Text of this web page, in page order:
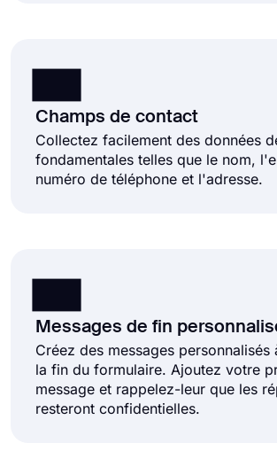
Champs de contact
Collectez facilement des données
fondamentales telles que le nom,
numéro de téléphone et l'adresse.
Messages de fin
Créez des messages personnalisés
la fin du formulaire. Ajoutez votre
message et rappelez-leur que les
resteront confidentielles.